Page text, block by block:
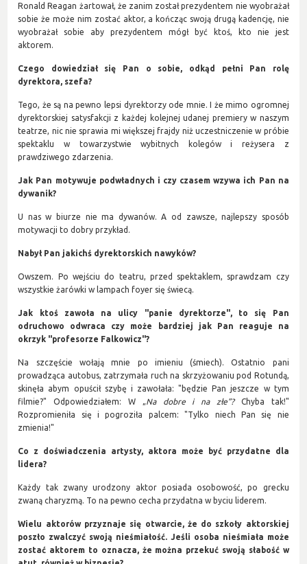
Ronald Reagan żartował, że zanim został prezydentem nie wyobrażał
sobie że może nim zostać aktor, a kończąc swoją drugą kadencję, nie
wyobrażał sobie aby prezydentem mógł być ktoś, kto nie jest
aktorem.
Czego dowiedział się Pan o sobie, odkąd pełni Pan rolę
dyrektora, szefa?
Tego, że są na pewno lepsi dyrektorzy ode mnie. I że mimo ogromnej
dyrektorskiej satysfakcji z każdej kolejnej udanej premiery w naszym
teatrze, nic nie sprawia mi większej frajdy niż uczestniczenie w próbie
spektaklu w towarzystwie wybitnych kolegów i reżysera z
prawdziwego zdarzenia.
Jak Pan motywuje podwładnych i czy czasem wzywa ich Pan na
dywanik?
U nas w biurze nie ma dywanów. A od zawsze, najlepszy sposób
motywacji to dobry przykład.
Nabył Pan jakichś dyrektorskich nawyków?
Owszem. Po wejściu do teatru, przed spektaklem, sprawdzam czy
wszystkie żarówki w lampach foyer się świecą.
Jak ktoś zawoła na ulicy "panie dyrektorze", to się Pan
odruchowo odwraca czy może bardziej jak Pan reaguje na
okrzyk "profesorze Falkowicz"?
Na szczęście wołają mnie po imieniu (śmiech). Ostatnio pani
prowadząca autobus, zatrzymała ruch na skrzyżowaniu pod Rotundą,
skinęła abym opuścił szybę i zawołała: "będzie Pan jeszcze w tym
filmie?" Odpowiedziałem: W „Na dobre i na złe”?Chyba tak!"
Rozpromieniła się i pogroziła palcem: "Tylko niech Pan się nie
zmienia!"
Co z doświadczenia artysty, aktora może być przydatne dla
lidera?
Każdy tak zwany urodzony aktor posiada osobowość, po grecku
zwaną charyzmą. To na pewno cecha przydatna w byciu liderem.
Wielu aktorów przyznaje się otwarcie, że do szkoły aktorskiej
poszło zwalczyć swoją nieśmiałość. Jeśli osoba nieśmiała może
zostać aktorem to oznacza, że można przekuć swoją słabość w